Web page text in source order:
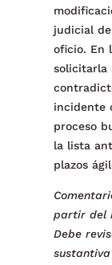
judicial
oficio. En
solicitarla
incidente
proceso
la lista
plazos
partir del
Debe